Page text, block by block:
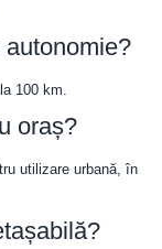
100 km.
oraș?
utilizare urbană, în